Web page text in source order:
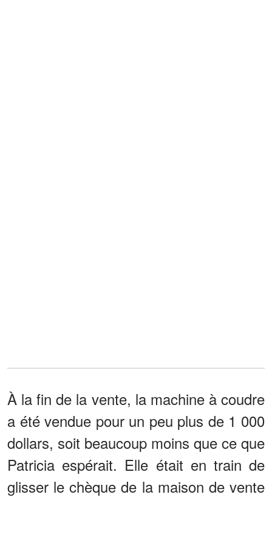
À la fin de la vente, la machine à coudre
a été vendue pour un peu plus de 1 000
dollars, soit beaucoup moins que ce que
Patricia espérait. Elle était en train de
glisser le chèque de la maison de vente